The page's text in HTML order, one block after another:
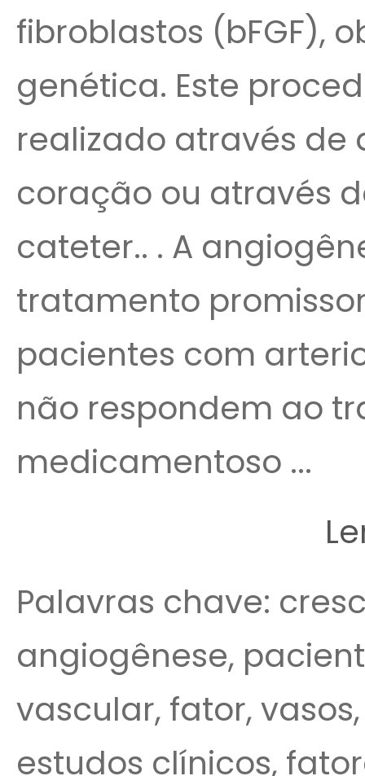
fibroblastos (bFGF),
genética. Este
realizado através
coração ou através
cateter.. . A
tratamento
pacientes com
não respondem ao
medicamentoso ...
Palavras chave:
angiogênese,
vascular, fator,
estudos clínicos,